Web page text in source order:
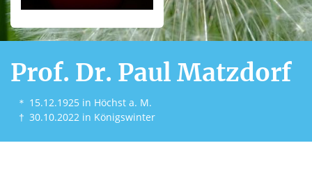
Prof. Dr. Paul Matzdorf
＊ 15.12.1925 in Höchst a. M.
† 30.10.2022 in Königswinter